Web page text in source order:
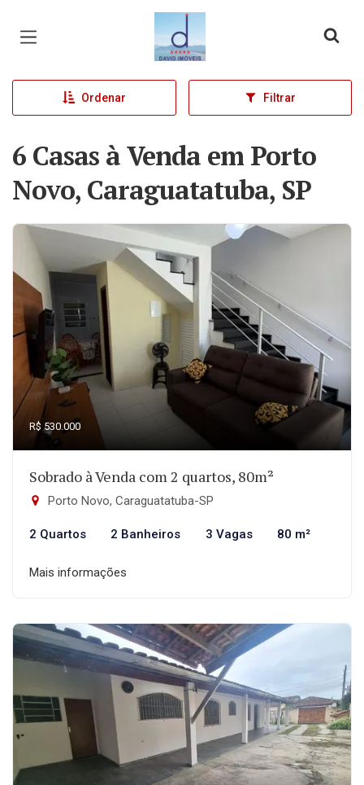
Página inicial
Ordenar Filtrar
6 Casas à Venda em Porto
Novo, Caraguatatuba, SP
R$ 530.000
Sobrado à Venda com 2 quartos, 80m²
Porto Novo, Caraguatatuba-SP
2 Quartos 2 Banheiros 3 Vagas 80 m²
Mais informações